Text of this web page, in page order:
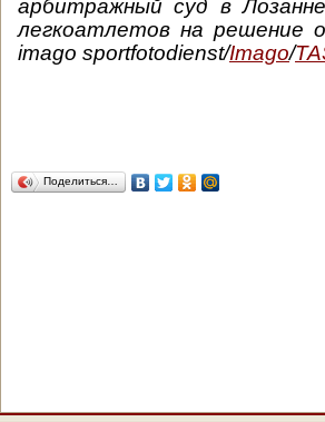
арбитражный суд в
легкоатлетов на решение
imago sportfotodienst/Imago/
Поделиться…